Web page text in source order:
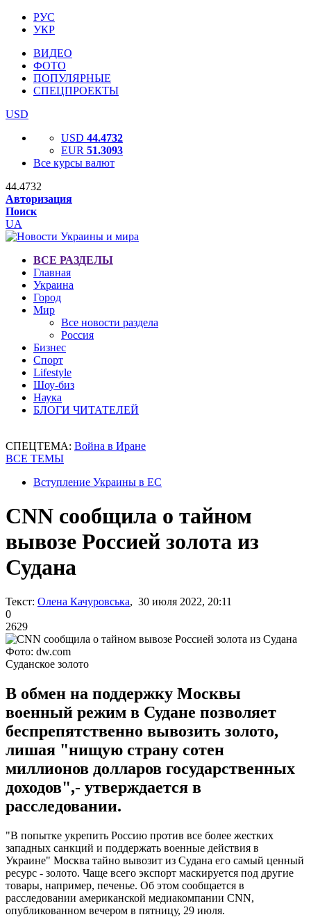
РУС
УКР
ВИДЕО
ФОТО
ПОПУЛЯРНЫЕ
СПЕЦПРОЕКТЫ
USD
USD 44.4732
EUR 51.3093
Все курсы валют
44.4732
Авторизация
Поиск
UA
ВСЕ РАЗДЕЛЫ
Главная
Украина
Город
Мир
Все новости раздела
Россия
Бизнес
Спорт
Lifestyle
Шоу-биз
Наука
БЛОГИ ЧИТАТЕЛЕЙ
СПЕЦТЕМА: Война в Иране
ВСЕ ТЕМЫ
Вступление Украины в ЕС
CNN сообщила о тайном
вывозе Россией золота из
Судана
Текст: Олена Качуровська, 30 июля 2022, 20:11
0
2629
Фото: dw.com
Суданское золото
В обмен на поддержку Москвы
военный режим в Судане позволяет
беспрепятственно вывозить золото,
лишая "нищую страну сотен
миллионов долларов государственных
доходов",- утверждается в
расследовании.
"В попытке укрепить Россию против все более жестких
западных санкций и поддержать военные действия в
Украине" Москва тайно вывозит из Судана его самый ценный
ресурс - золото. Чаще всего экспорт маскируется под другие
товары, например, печенье. Об этом сообщается в
расследовании американской медиакомпании CNN,
опубликованном вечером в пятницу, 29 июля.